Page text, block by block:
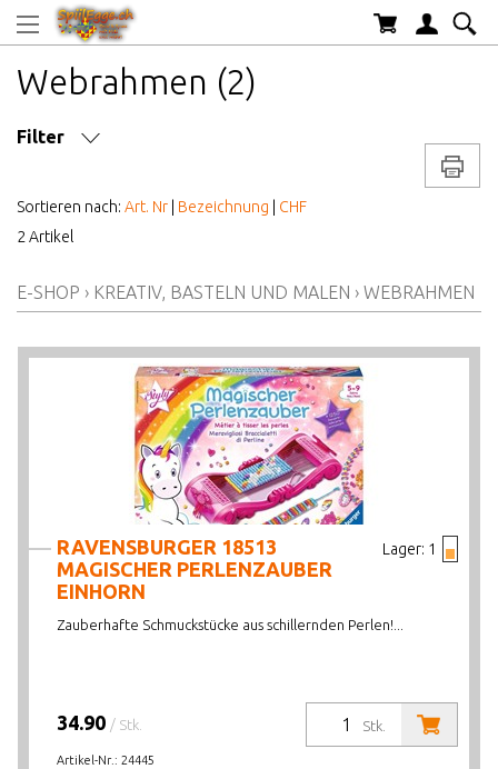
Webrahmen (2)
Filter
AB WELCHEM ALTER
ALTER AB
PREIS VON BIS
LAGERBESTAND
Sortieren nach: Art. Nr Bezeichnung
CHF
2 Artikel
E-SHOP › KREATIV, BASTELN UND MALEN › WEBRAHMEN
Lager: 1
RAVENSBURGER 18513
MAGISCHER PERLENZAUBER
EINHORN
Zauberhafte Schmuckstücke aus schillernden Perlen!...
Stk.
34.90 / Stk.
Artikel-Nr.: 24445